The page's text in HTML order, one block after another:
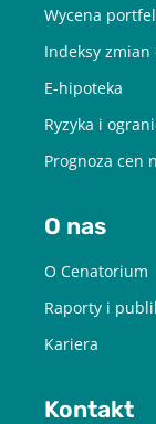
Wycena
Indeksy zmian
E-hipoteka
Ryzyka i
Prognoza cen
O nas
O Cenatorium
Raporty i
Kariera
Kontakt